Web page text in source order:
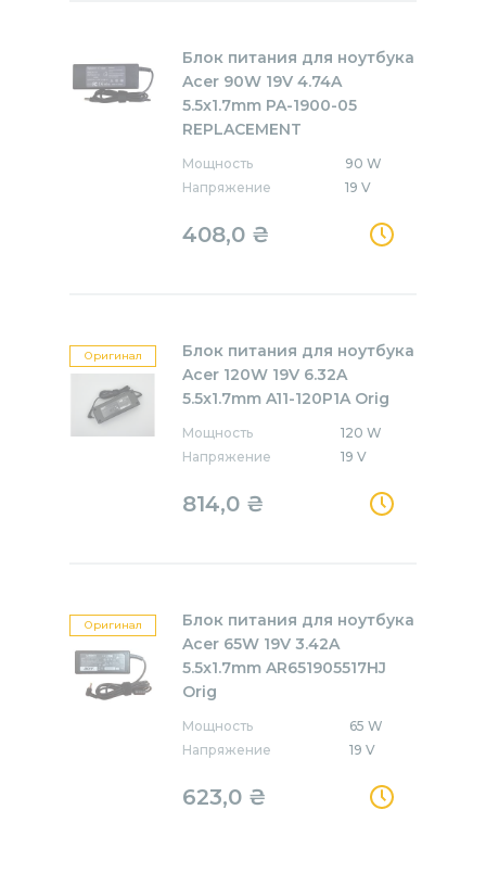
Блок питания для ноутбука
Acer 90W 19V 4.74A
5.5x1.7mm PA-1900-05
REPLACEMENT
Мощность
90 W
Напряжение
19 V
408,0 ₴
Оригинал
Блок питания для ноутбука
Acer 120W 19V 6.32A
5.5x1.7mm A11-120P1A Orig
Мощность
120 W
Напряжение
19 V
814,0 ₴
Оригинал
Блок питания для ноутбука
Acer 65W 19V 3.42A
5.5x1.7mm AR651905517HJ
Orig
Мощность
65 W
Напряжение
19 V
623,0 ₴